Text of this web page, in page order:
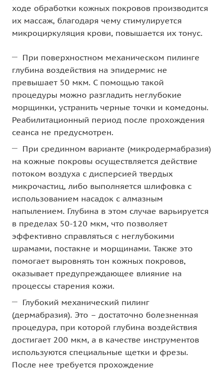
ходе обработки кожных покровов производится
их массаж, благодаря чему стимулируется
микроциркуляция крови, повышается их тонус.
При поверхностном механическом пилинге
глубина воздействия на эпидермис не
превышает 50 мкм. С помощью такой
процедуры можно разгладить неглубокие
морщинки, устранить черные точки и комедоны.
Реабилитационный период после прохождения
сеанса не предусмотрен.
При срединном варианте (микродермабразия)
на кожные покровы осуществляется действие
потоком воздуха с дисперсией твердых
микрочастиц, либо выполняется шлифовка с
использованием насадок с алмазным
напылением. Глубина в этом случае варьируется
в пределах 50-120 мкм, что позволяет
эффективно справляться с неглубокими
шрамами, постакне и морщинами. Также это
помогает выровнять тон кожных покровов,
оказывает предупреждающее влияние на
процессы старения кожи.
Глубокий механический пилинг
(дермабразия). Это – достаточно болезненная
процедура, при которой глубина воздействия
достигает 200 мкм, а в качестве инструментов
используются специальные щетки и фрезы.
После нее требуется прохождение